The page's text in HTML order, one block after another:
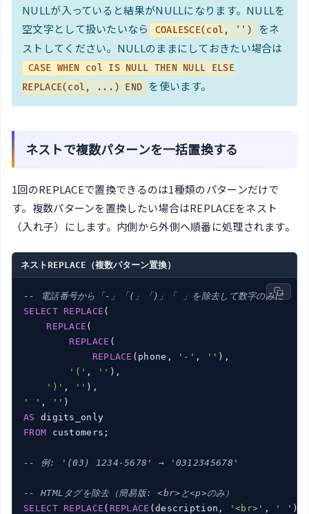
NULLが入っていると結果がNULLになります。NULLを
空文字として扱いたいなら
COALESCE(col, '')
をネ
ストしてください。NULLのままにしておきたい場合は
CASE WHEN col IS NULL THEN NULL ELSE
REPLACE(col, ...) END
を使います。
ネストで複数パターンを一括置換する
1回のREPLACEで置換できるのは1種類のパターンだけで
す。複数パターンを置換したい場合はREPLACEをネスト
（入れ子）にします。内側から外側へ順番に処理されます。
ネストREPLACE（複数パターン置換）
-- 電話番号から「-」「(」「)」「 」を除去して数字のみに
SELECT
REPLACE (
REPLACE (
REPLACE (
REPLACE (phone, '-' , '' ),
'(' , '' ),
')' , ''
' ' , ''
AS
FROM customers;
-- 例: '(03) 1234-5678' → '0312345678'
-- HTMLタグを除去（簡易版: <br>と<p>のみ）
SELECT
REPLACE ( REPLACE (description, '<br>' , ' '